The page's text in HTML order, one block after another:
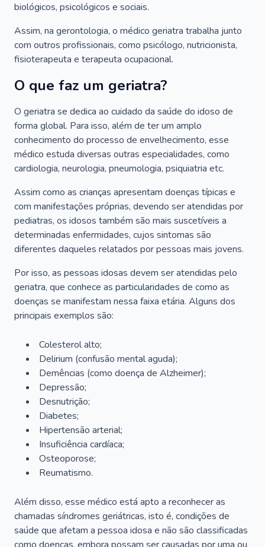
biológicos, psicológicos e sociais.
Assim, na gerontologia, o médico geriatra trabalha junto
com outros profissionais, como psicólogo, nutricionista,
fisioterapeuta e terapeuta ocupacional.
O que faz um geriatra?
O geriatra se dedica ao cuidado da saúde do idoso de
forma global. Para isso, além de ter um amplo
conhecimento do processo de envelhecimento, esse
médico estuda diversas outras especialidades, como
cardiologia, neurologia, pneumologia, psiquiatria etc.
Assim como as crianças apresentam doenças típicas e
com manifestações próprias, devendo ser atendidas por
pediatras, os idosos também são mais suscetíveis a
determinadas enfermidades, cujos sintomas são
diferentes daqueles relatados por pessoas mais jovens.
Por isso, as pessoas idosas devem ser atendidas pelo
geriatra, que conhece as particularidades de como as
doenças se manifestam nessa faixa etária. Alguns dos
principais exemplos são:
Colesterol alto;
Delirium (confusão mental aguda);
Demências (como doença de Alzheimer);
Depressão;
Desnutrição;
Diabetes;
Hipertensão arterial;
Insuficiência cardíaca;
Osteoporose;
Reumatismo.
Além disso, esse médico está apto a reconhecer as
chamadas síndromes geriátricas, isto é, condições de
saúde que afetam a pessoa idosa e não são classificadas